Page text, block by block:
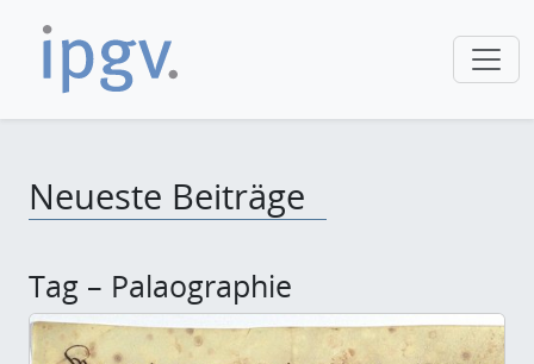
Neueste Beiträge
Tag – Palaographie